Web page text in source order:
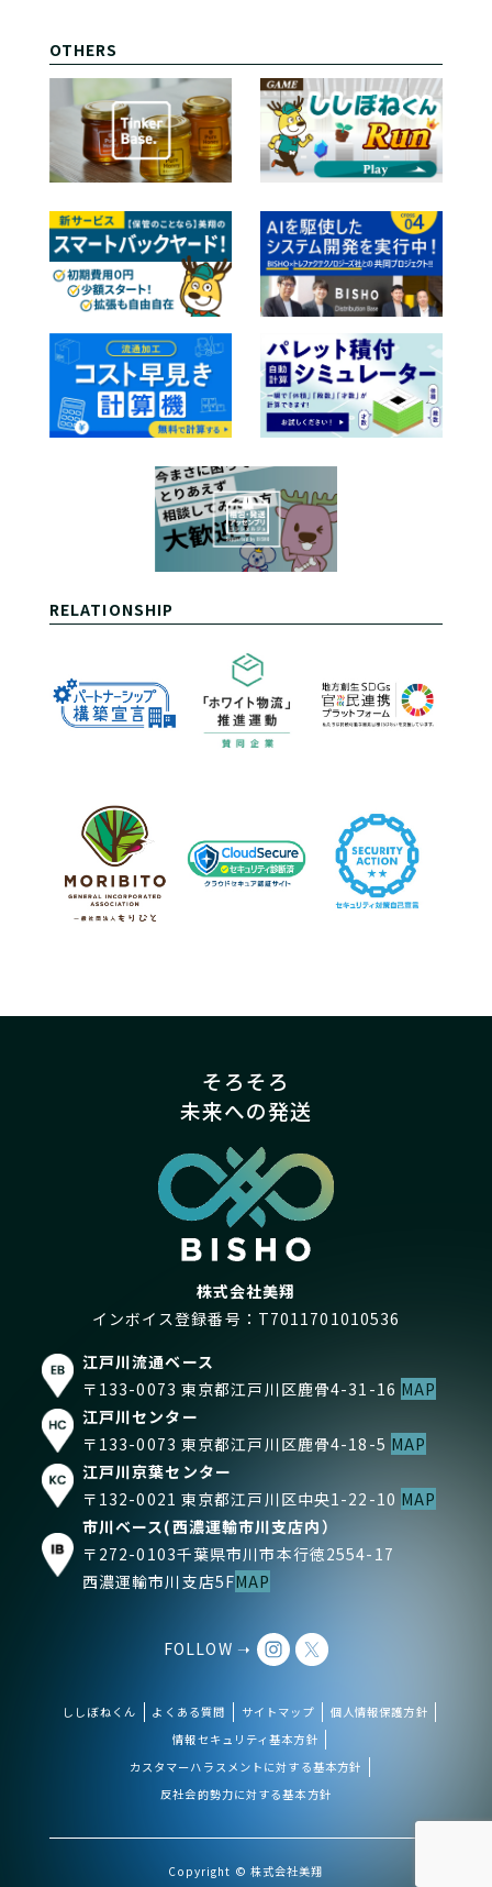
OTHERS
RELATIONSHIP
そろそろ
未来への発送
株式会社美翔
インボイス登録番号：T7011701010536
江戸川流通ベース
〒133-0073 東京都江戸川区鹿骨4-31-16 MAP
江戸川センター
〒133-0073 東京都江戸川区鹿骨4-18-5 MAP
江戸川京葉センター
〒132-0021 東京都江戸川区中央1-22-10 MAP
市川ベース(西濃運輸市川支店内）
〒272-0103千葉県市川市本行徳2554-17
西濃運輸市川支店5FMAP
FOLLOW ➝
ししぼねくん よくある質問 サイトマップ
個人情報保護方針
情報セキュリティ基本方針
カスタマーハラスメントに対する基本方針
反社会的勢力に対する基本方針
Copyright © 株式会社美翔